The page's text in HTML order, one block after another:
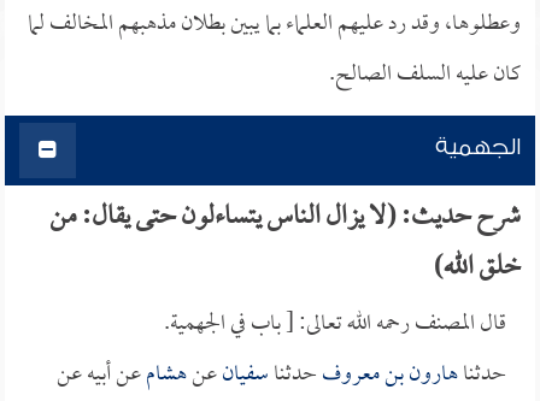
وعطلوها، وقد رد عليهم العلماء بما يبين بطلان مذهبهم المخالف لما
كان عليه السلف الصالح.
الجهمية
شرح حديث: (لا يزال الناس يتساءلون حتى يقال: من
خلق الله)
قال المصنف رحمه الله تعالى: [ باب في الجهمية.
حدثناهارون بن معروفحدثناسفيانعنهشامعن أبيه عن